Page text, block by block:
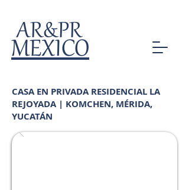
MEXICO
AR&PR
CASA EN PRIVADA RESIDENCIAL LA
REJOYADA | KOMCHEN, MÉRIDA,
YUCATÁN